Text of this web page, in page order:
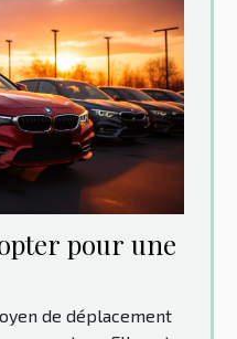
pour une
de déplacement